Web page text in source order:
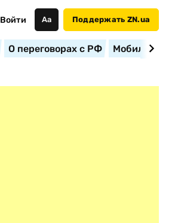
Войти Аа Поддержать ZN.ua
О переговорах с РФ